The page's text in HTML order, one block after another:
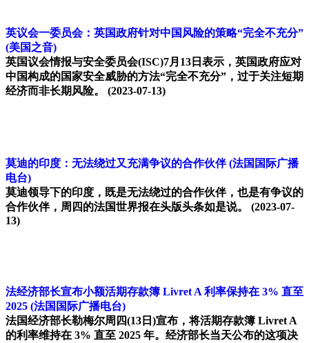
英议会一委员会：英国政府针对中国风险的策略“完全不充分”
(美国之音)
英国议会情报与安全委员会(ISC)7月13日表示，英国政府应对
中国构成的国家安全威胁的方法“完全不充分”，过于关注短期
经济而非长期风险。 (2023-07-13)
莫迪的印度：无法绕过又充满争议的合作伙伴 (法国国际广播
电台)
莫迪领导下的印度，既是无法绕过的合作伙伴，也是有争议的
合作伙伴，周四的法国世界报在头版头条如是说。 (2023-07-
13)
法经济部长宣布小额活期存款簿 Livret A 利率保持在 3% 直至
2025 (法国国际广播电台)
法国经济部长勒梅尔周四(13日)宣布，将活期存款簿 Livret A
的利率维持在 3% 直至 2025 年。经济部长当天公布的这项决